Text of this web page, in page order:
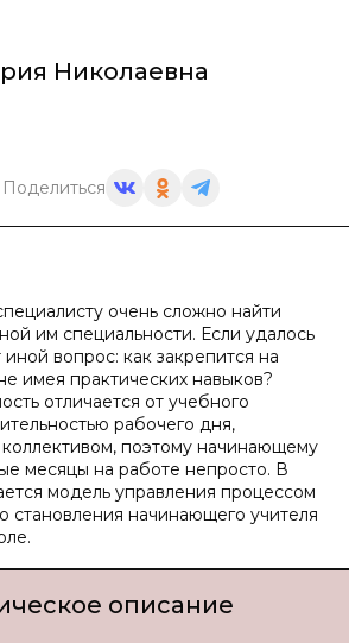
Николаевна
Поделиться
очень сложно найти
им специальности. Если удалось
иной вопрос: как закрепится на
имея практических навыков?
отличается от учебного
рабочего дня,
коллективом, поэтому начинающему
месяцы на работе непросто. В
модель управления процессом
становления начинающего учителя
описание